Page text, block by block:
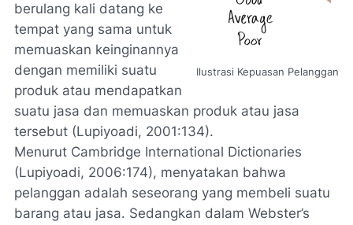
Ilustrasi Kepuasan Pelanggan
berulang kali datang ke
tempat yang sama untuk
memuaskan keinginannya
dengan memiliki suatu
produk atau mendapatkan
suatu jasa dan memuaskan produk atau jasa
tersebut (Lupiyoadi, 2001:134).
Menurut Cambridge International Dictionaries
(Lupiyoadi, 2006:174), menyatakan bahwa
pelanggan adalah seseorang yang membeli suatu
barang atau jasa. Sedangkan dalam Webster’s